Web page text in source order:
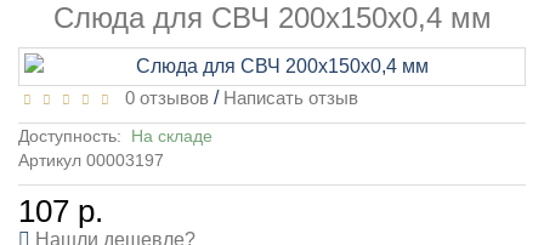
Слюда для СВЧ 200x150x0,4 мм
0 отзывов / Написать отзыв
Доступность: На складе
Артикул 00003197
107 р.
Нашли дешевле?